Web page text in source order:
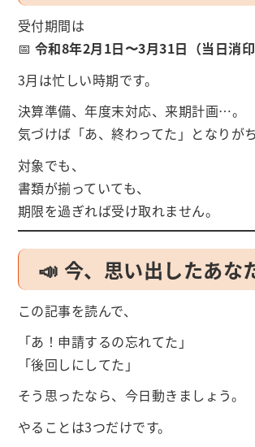
受付期間は
📅 令和8年2月1日〜3月31日（当日消印
3月は忙しい時期です。
決算準備、年度末対応、来期計画…。
気づけば「あ、終わってた」となりがち
対象でも、
書類が揃っていても、
期限を過ぎれば受け取れません。
📣 今、思い出したあな
この記事を読んで、
「あ！申請するの忘れてた」
「後回しにしてた」
そう思ったなら、今日動きましょう。
やることは3つだけです。